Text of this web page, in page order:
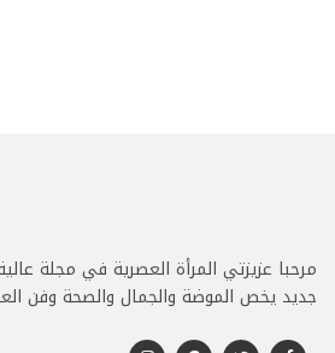
مرحبا عزيزتي المرأة العصرية في مجلة
جديد يخص الموضة والجمال والصحة وفن